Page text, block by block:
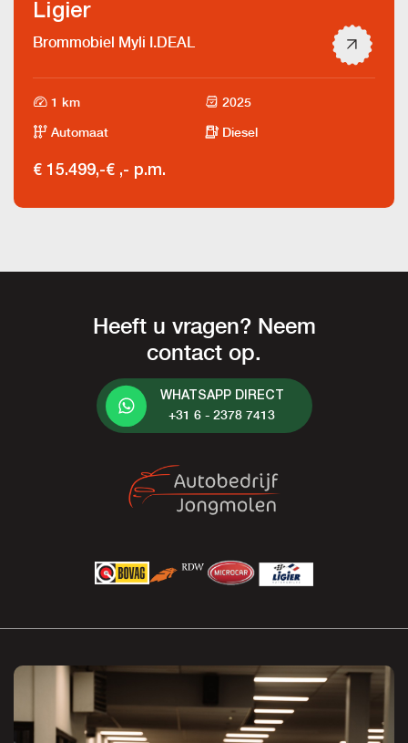
Ligier
Brommobiel Myli I.DEAL
1 km 2025
Automaat Diesel
€ 15.499,-€ ,- p.m.
Heeft u vragen? Neem
contact op.
WHATSAPP DIRECT
+31 6 - 2378 7413